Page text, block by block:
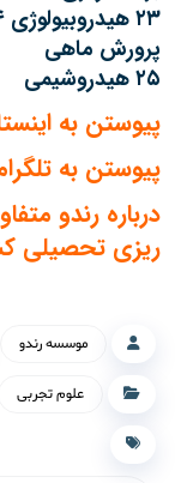
پرورش ماهی
۲۵ هیدروشیمی
پیوستن به
پیوستن به
درباره رندو
ریزی تحصیلی
موسسه رندو
علوم تجربی